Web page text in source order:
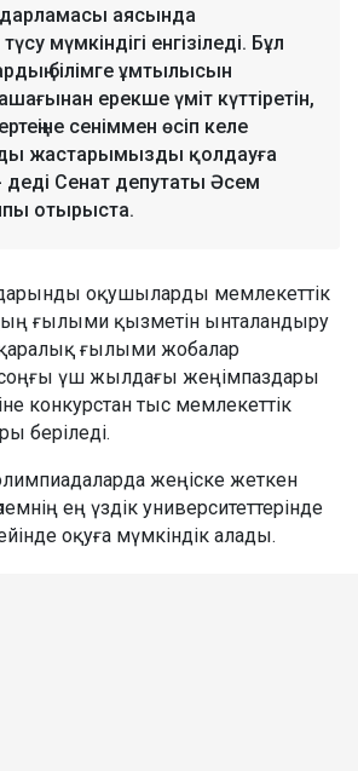
аясында
мүмкіндігі енгізіледі. Бұл
білімге ұмтылысын
ерекше үміт күттіретін,
сеніммен өсіп келе
жастарымызды қолдауға
деді Сенат депутаты Әсем
отырыста.
дарынды оқушыларды мемлекеттік
ғылыми қызметін ынталандыру
ғылыми жобалар
үш жылдағы жеңімпаздары
конкурстан тыс мемлекеттік
беріледі.
жеңіске жеткен
ең үздік университеттерінде
оқуға мүмкіндік алады.